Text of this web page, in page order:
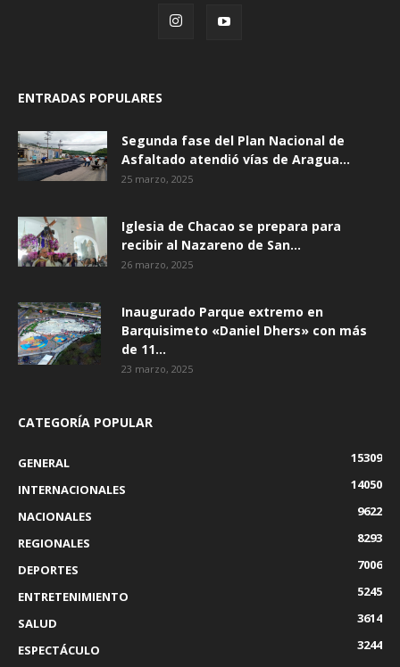
ENTRADAS POPULARES
Segunda fase del Plan Nacional de
Asfaltado atendió vías de Aragua...
25 marzo, 2025
Iglesia de Chacao se prepara para
recibir al Nazareno de San...
26 marzo, 2025
Inaugurado Parque extremo en
Barquisimeto «Daniel Dhers» con más
de 11...
23 marzo, 2025
CATEGORÍA POPULAR
GENERAL
15309
INTERNACIONALES
14050
NACIONALES
9622
REGIONALES
8293
DEPORTES
7006
ENTRETENIMIENTO
5245
SALUD
3614
ESPECTÁCULO
3244